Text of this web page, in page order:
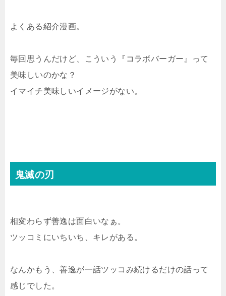
よくある紹介漫画。
毎回思うんだけど、こういう『コラボバーガー』って
美味しいのかな？
イマイチ美味しいイメージがない。
鬼滅の刃
相変わらず善逸は面白いなぁ。
ツッコミにいちいち、キレがある。
なんかもう、善逸が一話ツッコみ続けるだけの話って
感じでした。